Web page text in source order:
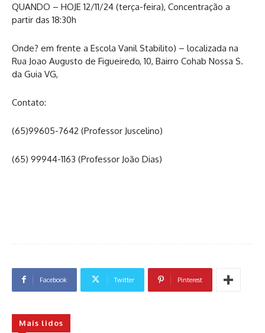
QUANDO – HOJE 12/11/24 (terça-feira), Concentração a
partir das 18:30h
Onde? em frente a Escola Vanil Stabilito) – localizada na
Rua Joao Augusto de Figueiredo, 10, Bairro Cohab Nossa S.
da Guia VG,
Contato:
(65)99605-7642 (Professor Juscelino)
(65) 99944-1163 (Professor João Dias)
Facebook Twitter Pinterest
Mais lidos